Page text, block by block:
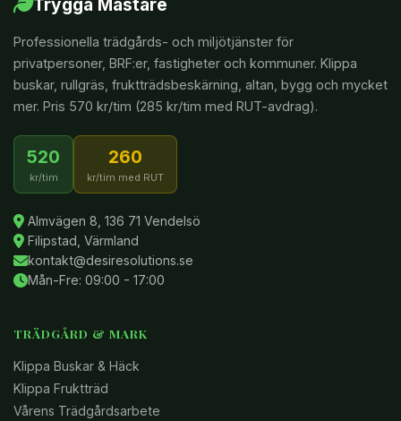
Trygga Mästare
Professionella trädgårds- och miljötjänster för
privatpersoner, BRF:er, fastigheter och kommuner. Klippa
buskar, rullgräs, fruktträdsbeskärning, altan, bygg och mycket
mer. Pris 570 kr/tim (285 kr/tim med RUT-avdrag).
520
kr/tim
260
kr/tim med RUT
Almvägen 8, 136 71 Vendelsö
Filipstad, Värmland
kontakt@desiresolutions.se
Mån-Fre: 09:00 - 17:00
TRÄDGÅRD & MARK
Klippa Buskar & Häck
Klippa Fruktträd
Vårens Trädgårdsarbete